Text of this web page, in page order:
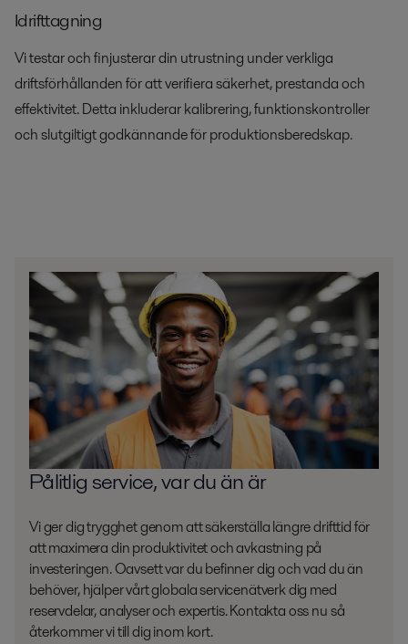
Idrifttagning
Vi testar och finjusterar din utrustning under verkliga
driftsförhållanden för att verifiera säkerhet, prestanda och
effektivitet. Detta inkluderar kalibrering, funktionskontroller
och slutgiltigt godkännande för produktionsberedskap.
Pålitlig service, var du än är
Vi ger dig trygghet genom att säkerställa längre drifttid för
att maximera din produktivitet och avkastning på
investeringen. Oavsett var du befinner dig och vad du än
behöver, hjälper vårt globala servicenätverk dig med
reservdelar, analyser och expertis. Kontakta oss nu så
återkommer vi till dig inom kort.